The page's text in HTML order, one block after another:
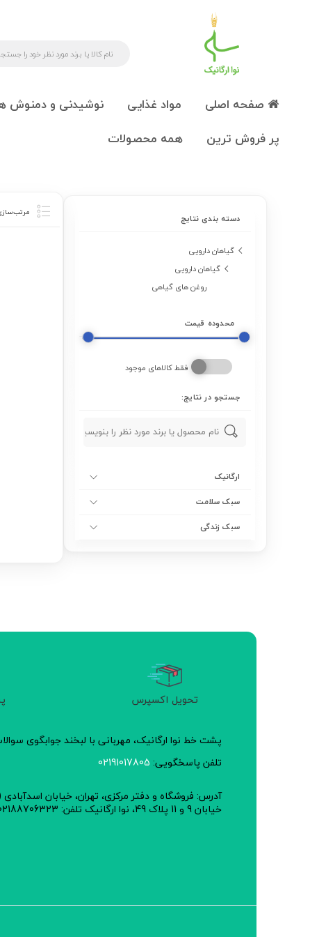
صفحه اصلی مواد غذایی نوشیدنی و دمنوش
پر فروش ترین
همه محصولات
دسته بندی نتایج
گیاهان دارویی
گیاهان دارویی
روغن های گیاهی
محدوده قیمت
فقط کالاهای موجود
جستجو در نتایج:
ارگانیک
سبک سلامت
سبک زندگی
تحویل اکسپرس
پشت خط نوا ارگانیک، مهربانی با لبخند جوابگوی
تلفن پاسخگویی: 02191017805
آدرس: فروشگاه و دفتر مرکزی، تهران، خیابان
خیابان 9 و 11 پلاک 49، نوا ارگانیک تلفن: 02188706323